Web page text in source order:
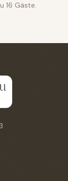
16 Gäste.